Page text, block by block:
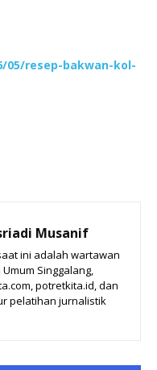
resep-bakwan-kol-
Musanif
ini adalah wartawan
Singgalang,
potretkita.id, dan
pelatihan jurnalistik